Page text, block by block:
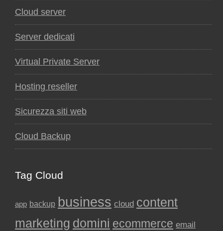
Cloud server
Server dedicati
Virtual Private Server
Hosting reseller
Sicurezza siti web
Cloud Backup
Tag Cloud
app backup business cloud content
marketing domini ecommerce email